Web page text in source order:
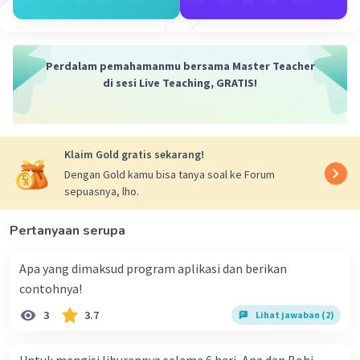
Perdalam pemahamanmu bersama Master Teacher
di sesi Live Teaching, GRATIS!
Klaim Gold gratis sekarang!
Dengan Gold kamu bisa tanya soal ke Forum
sepuasnya, lho.
Pertanyaan serupa
Apa yang dimaksud program aplikasi dan berikan
contohnya!
3 3.7 Lihat jawaban (2)